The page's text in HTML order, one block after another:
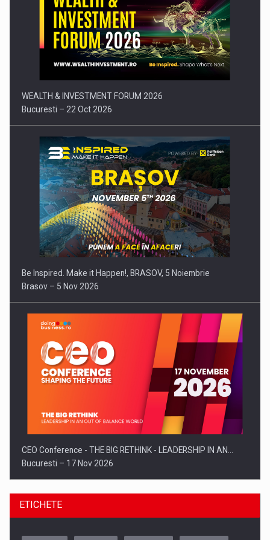
Comunicat de presa: Joburile part-time reincep sa intre pe…
WEALTH & INVESTMENT FORUM 2026
Bucuresti – 22 Oct 2026
Be Inspired. Make it Happen!, BRASOV, 5 Noiembrie
Brasov – 5 Nov 2026
CEO Conference - THE BIG RETHINK - LEADERSHIP IN AN…
Bucuresti – 17 Nov 2026
ETICHETE